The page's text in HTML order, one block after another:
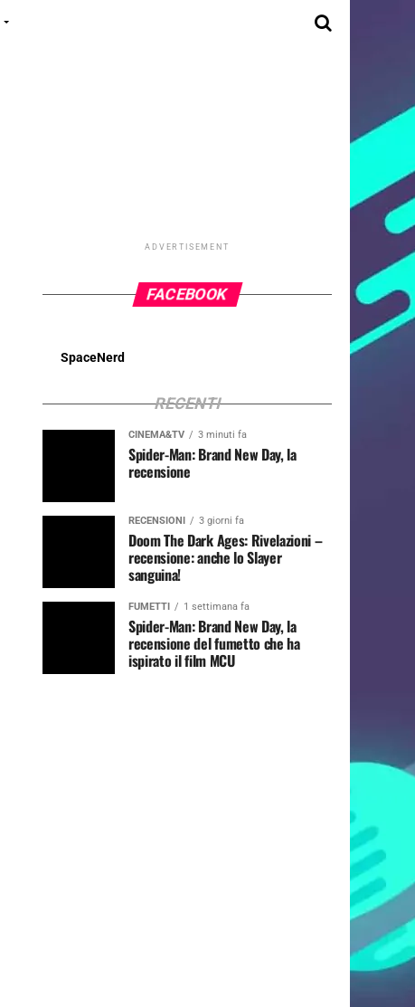
ADVERTISEMENT
FACEBOOK
SpaceNerd
RECENTI
CINEMA&TV 3 minuti fa
Spider-Man: Brand New Day, la
recensione
RECENSIONI 3 giorni fa
Doom The Dark Ages: Rivelazioni –
recensione: anche lo Slayer
sanguina!
FUMETTI 1 settimana fa
Spider-Man: Brand New Day, la
recensione del fumetto che ha
ispirato il film MCU